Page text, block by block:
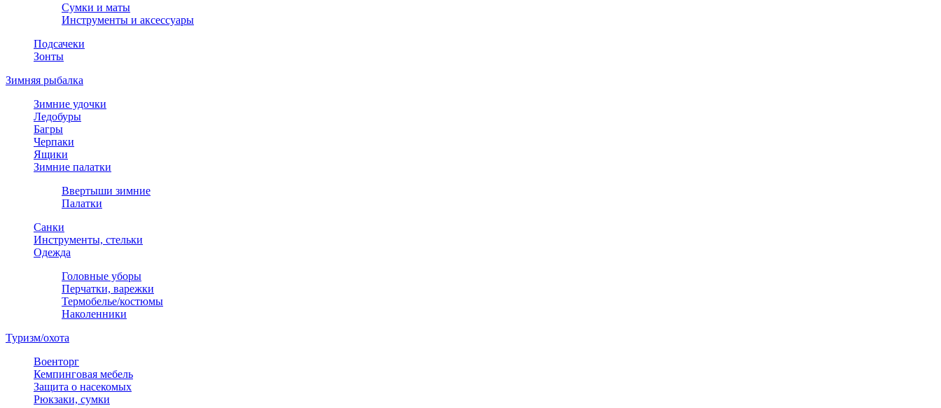
Сумки и маты
Инструменты и аксессуары
Подсачеки
Зонты
Зимняя рыбалка
Зимние удочки
Ледобуры
Багры
Черпаки
Ящики
Зимние палатки
Ввертыши зимние
Палатки
Санки
Инструменты, стельки
Одежда
Головные уборы
Перчатки, варежки
Термобелье/костюмы
Наколенники
Туризм/охота
Военторг
Кемпинговая мебель
Защита о насекомых
Рюкзаки, сумки